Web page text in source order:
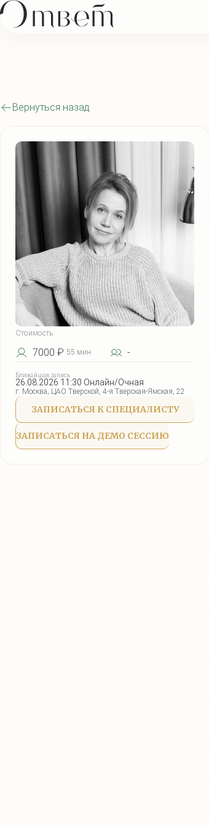
Вернуться назад
Стоимость
7000 ₽ 55 мин -
Ближайшая запись
26.08.2026 11:30 Онлайн/Очная
г. Москва, ЦАО Тверской, 4-я Тверская-Ямская, 22
ЗАПИСАТЬСЯ К СПЕЦИАЛИСТУ
ЗАПИСАТЬСЯ НА ДЕМО СЕССИЮ